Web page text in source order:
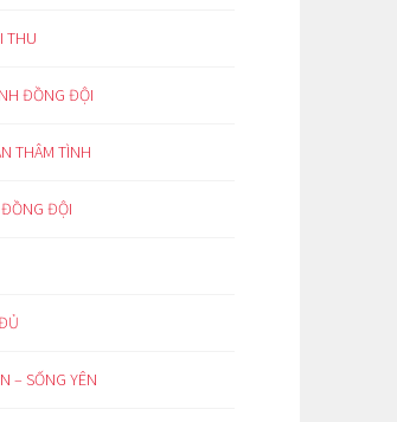
THU
ĐỒNG ĐỘI
THÂM TÌNH
ĐỘI
– SỐNG YÊN